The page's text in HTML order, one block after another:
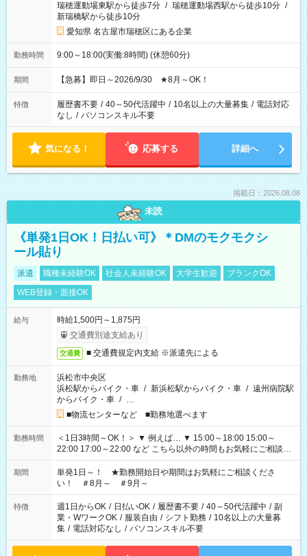
瑞穂運動場東駅から徒歩7分 / 瑞穂運動場西駅から徒歩10分 /
新瑞橋駅から徒歩10分
愛知県 名古屋市瑞穂区にある企業
勤務時間 9:00～18:00(実働:8時間) (休憩60分)
期間 【急募】即日～2026/9/30 ★8月～OK！
特徴 履歴書不要 / 40～50代活躍中 / 10名以上の大量募集 / 電話対応
なし / パソコンスキル不要
気になる！ 応募する 詳細へ
掲載日：2026.08.08
未読
《単発1日OK！日払い可》＊DMのモクモクシ
ール貼り
派遣 職種未経験OK 社会人未経験OK 大学生歓迎
ブランクOK
WEB登録・面接OK
給与
時給1,500円～1,875円
交通費別途支給あり
交通費 ■ 交通費規定内支給 ※派遣先による
勤務地
浜松市中央区
浜松駅からバイク・車 / 新浜松駅からバイク・車 / 遠州病院駅
からバイク・車 / …
■物流センターなど ■勤務地選べます
勤務時間
＜1日3時間～OK！＞ ▼ 例えば… ▼ 15:00～18:00 15:00～
22:00 17:00～22:00 など こちら以外の時間もお気軽にご相談く
ださい！
期間
単発1日～！ ★勤務開始日や期間はお気軽にご相談くださ
い！ ＃8月～ ＃9月～
特徴 週1日からOK / 日払いOK / 履歴書不要 / 40～50代活躍中 / 副
業・WワークOK / 服装自由 / シフト勤務 / 10名以上の大量募
集 / 電話対応なし / パソコンスキル不要